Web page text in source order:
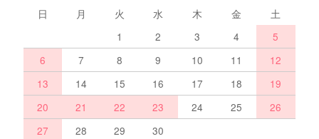
日 月 火 水 木 金
土
1
2 3 4
5
6
7 8 9 10 11
12
13
14 15 16 17 18
19
20
21 22 23 24 25
26
27
28 29
30